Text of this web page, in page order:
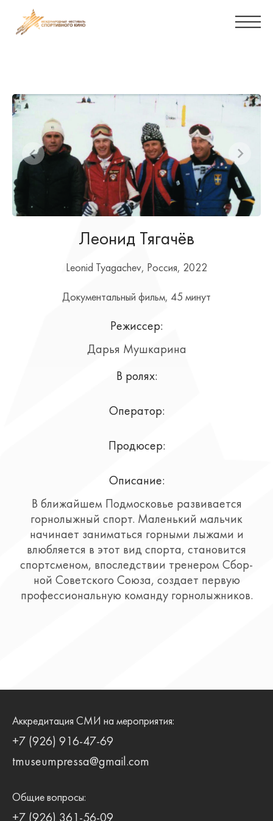
Леонид Тягачёв
Leonid Tyagachev, Россия, 2022
Документальный фильм, 45 минут
Режиссер:
Дарья Мушкарина
В ролях:
Оператор:
Продюсер:
Описание:
В ближайшем Подмосковье развивается
горнолыжный спорт. Маленький мальчик
начинает заниматься горными лыжами и
влюбляется в этот вид спорта, становится
спортсменом, впоследствии тренером Сбор-
ной Советского Союза, создает первую
профессиональную команду горнолыжников.
Аккредитация СМИ на мероприятия:
+7 (926) 916-47-69
tmuseumpressa@gmail.com
Общие вопросы:
+7 (926) 361-56-09